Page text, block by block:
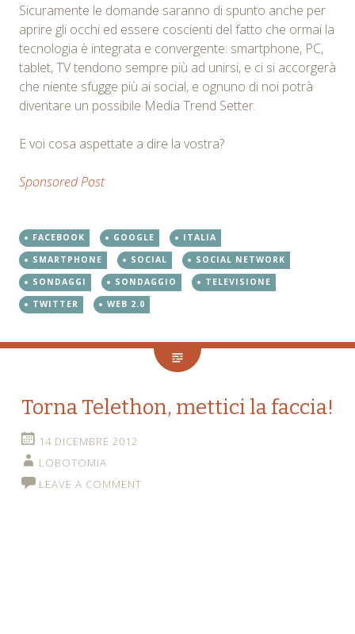
Sicuramente le domande saranno di spunto anche per
aprire gli occhi ed essere coscienti del fatto che ormai la
tecnologia è integrata e convergente: smartphone, PC,
tablet, TV tendono sempre più ad unirsi, e ci si accorgerà
che niente sfugge più ai social, e ognuno di noi potrà
diventare un possibile Media Trend Setter.
E voi cosa aspettate a dire la vostra?
Sponsored Post
FACEBOOK GOOGLE
ITALIA
SMARTPHONE
SOCIAL
SOCIAL NETWORK
SONDAGGI
SONDAGGIO
TELEVISIONE
TWITTER
WEB 2.0
Torna Telethon, mettici la faccia!
14 DICEMBRE 2012
LOBOTOMIA
LEAVE A COMMENT